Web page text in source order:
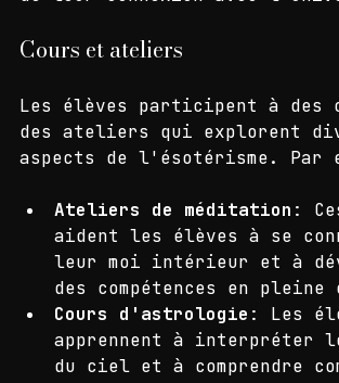
profonde de leur place dans
Les élèves participent à des
des ateliers qui explorent
aspects de l'ésotérisme. Par
Ateliers de méditation:
aident les élèves à se
leur moi intérieur et à
des compétences en pleine
Cours d'astrologie : Les